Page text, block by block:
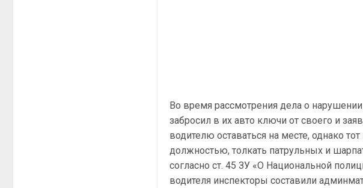
Во время рассмотрения дела о
забросил в их авто ключи от своего и
водителю оставаться на месте, однако
должностью, толкать патрульных и
согласно ст. 45 ЗУ «О Национальной
водителя инспекторы составили